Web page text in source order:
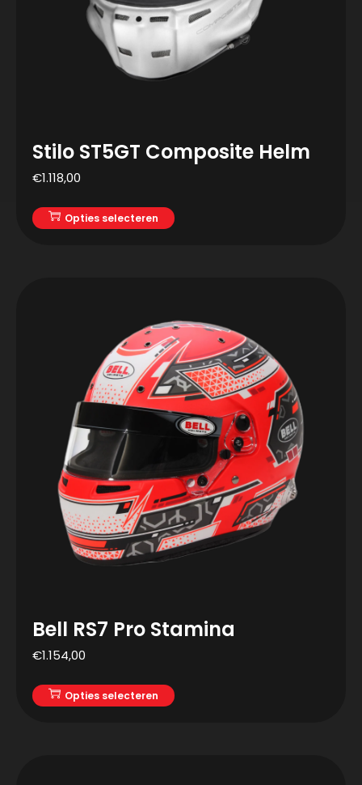
Stilo ST5GT Composite Helm
€1.118,00
Opties selecteren
Bell RS7 Pro Stamina
€1.154,00
Opties selecteren